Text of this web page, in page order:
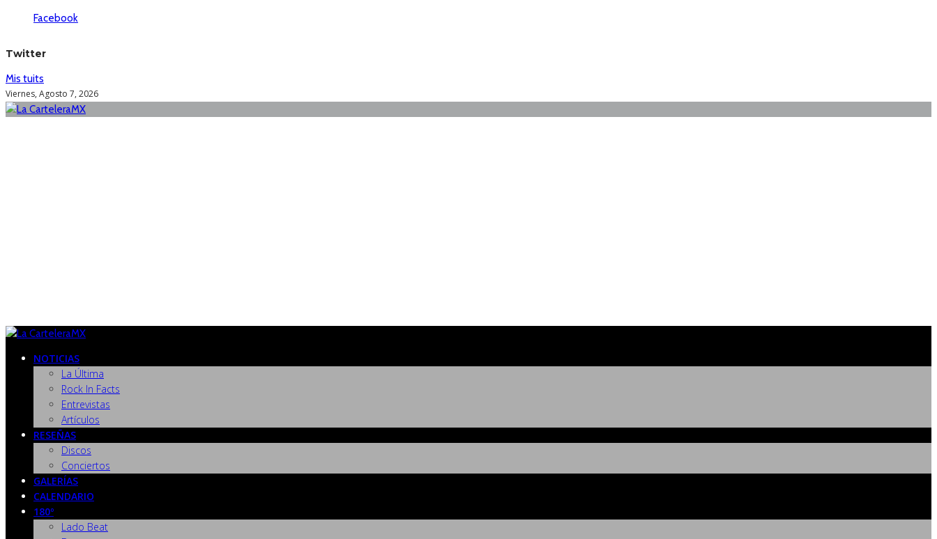
Facebook
Twitter
Mis tuits
Viernes, Agosto 7, 2026
NOTICIAS
La Última
Rock In Facts
Entrevistas
Artículos
RESEÑAS
Discos
Conciertos
GALERÍAS
CALENDARIO
180º
Lado Beat